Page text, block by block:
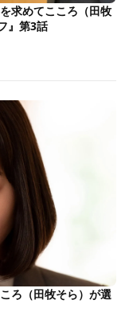
求めてこころ（田牧
』第3話
ろ（田牧そら）が選